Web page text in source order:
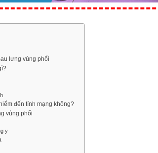
lưng vùng phổi
đến tính mạng không?
vùng phổi
y